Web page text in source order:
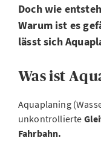
Doch wie
Warum ist es
lässt sich
Was ist
Aquaplaning
unkontrollierte
Fahrbahn.